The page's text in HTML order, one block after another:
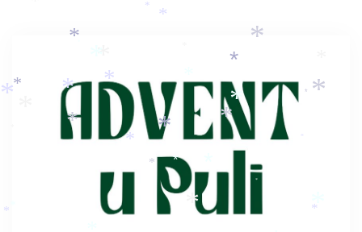
*
* *
*
*
*
*
*
*
*
*
*
*
*
*
*
*
*
*
*
*
*
*
*
*